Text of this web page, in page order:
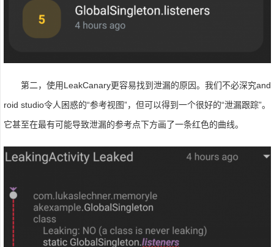
第二，使用LeakCanary更容易找到泄漏的原因。我们不必深究and
roid studio令人困惑的“参考视图”，但可以得到一个很好的“泄漏跟踪”。
它甚至在最有可能导致泄漏的参考点下方画了一条红色的曲线。